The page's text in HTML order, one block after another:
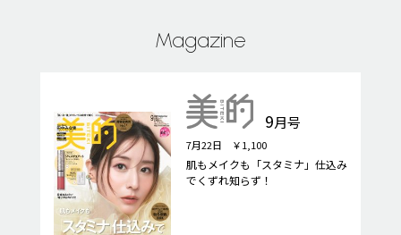
Magazine
9月号
7月22日 ￥1,100
肌もメイクも「スタミナ」仕込み
でくずれ知らず！